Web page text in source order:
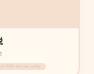
008-movie.webp